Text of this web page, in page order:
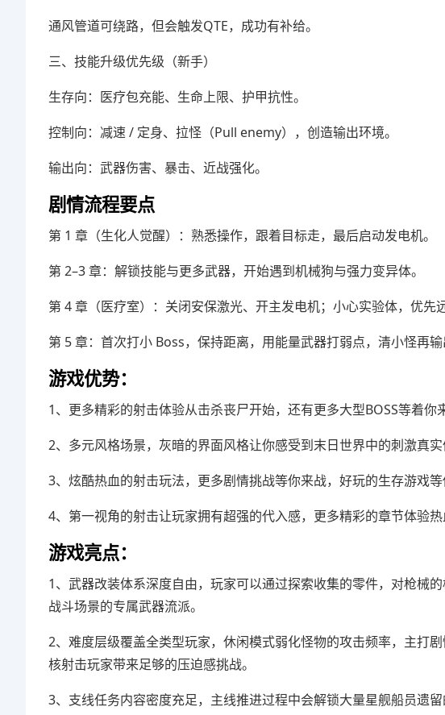
通风管道可绕路，但会触发QTE，成功有补给。
三、技能升级优先级（新手）
生存向：医疗包充能、生命上限、护甲抗性。
控制向：减速 / 定身、拉怪（Pull enemy），创造输出环境。
输出向：武器伤害、暴击、近战强化。
剧情流程要点
第 1 章（生化人觉醒）：熟悉操作，跟着目标走，最后启动发电机。
第 2–3 章：解锁技能与更多武器，开始遇到机械狗与强力变异体。
第 4 章（医疗室）：关闭安保激光、开主发电机；小心实验体，优先
第 5 章：首次打小 Boss，保持距离，用能量武器打弱点，清小怪再输
游戏优势：
1、更多精彩的射击体验从击杀丧尸开始，还有更多大型BOSS等着你
2、多元风格场景，灰暗的界面风格让你感受到末日世界中的刺激真实
3、炫酷热血的射击玩法，更多剧情挑战等你来战，好玩的生存游戏等
4、第一视角的射击让玩家拥有超强的代入感，更多精彩的章节体验热
游戏亮点：
1、武器改装体系深度自由，玩家可以通过探索收集的零件，对枪械
战斗场景的专属武器流派。
2、难度层级覆盖全类型玩家，休闲模式弱化怪物的攻击频率，主打
核射击玩家带来足够的压迫感挑战。
3、支线任务内容密度充足，主线推进过程中会解锁大量星舰船员遗